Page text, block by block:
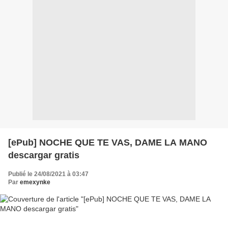
[ePub] NOCHE QUE TE VAS, DAME LA MANO
descargar gratis
Publié le 24/08/2021 à 03:47
Par emexynke